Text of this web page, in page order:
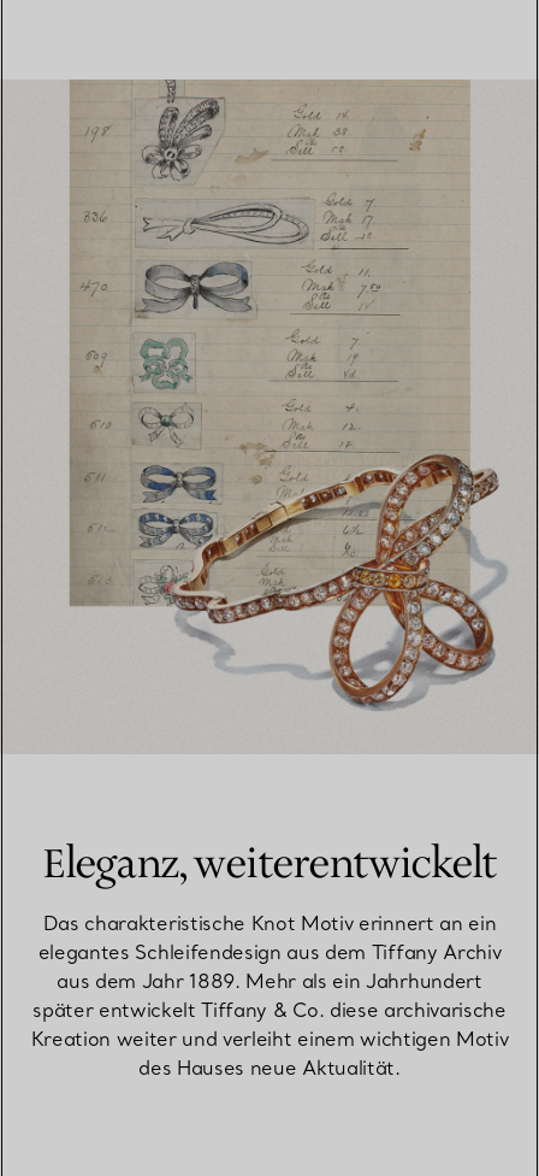
Eleganz, weiterentwickelt
Das charakteristische Knot Motiv erinnert an ein
elegantes Schleifendesign aus dem Tiffany Archiv
aus dem Jahr 1889. Mehr als ein Jahrhundert
später entwickelt Tiffany & Co. diese archivarische
Kreation weiter und verleiht einem wichtigen Motiv
des Hauses neue Aktualität.